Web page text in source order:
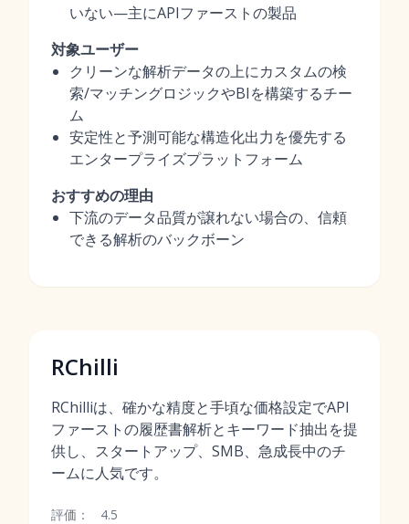
いない—主にAPIファーストの製品
対象ユーザー
クリーンな解析データの上にカスタムの検
索/マッチングロジックやBIを構築するチー
ム
安定性と予測可能な構造化出力を優先する
エンタープライズプラットフォーム
おすすめの理由
下流のデータ品質が譲れない場合の、信頼
できる解析のバックボーン
RChilli
RChilliは、確かな精度と手頃な価格設定でAPI
ファーストの履歴書解析とキーワード抽出を提
供し、スタートアップ、SMB、急成長中のチ
ームに人気です。
評価： 4.5